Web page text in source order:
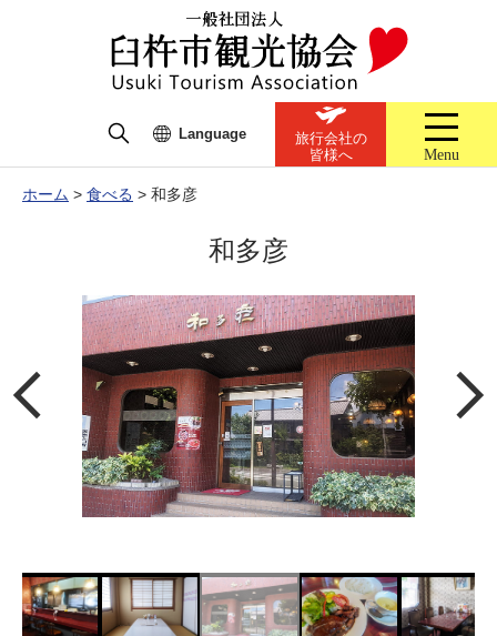
Language
旅行会社の
皆様へ
Menu
ホーム > 食べる > 和多彦
和多彦